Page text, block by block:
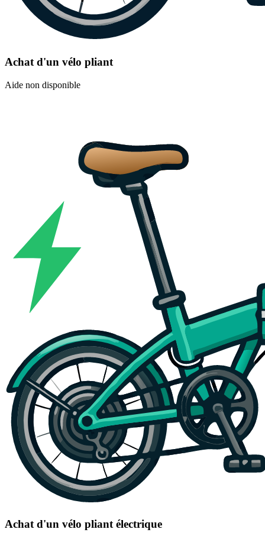
Achat d'un vélo pliant
Aide non disponible
Achat d'un vélo pliant électrique